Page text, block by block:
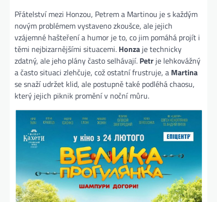
Přátelství mezi Honzou, Petrem a Martinou je s každým
novým problémem vystaveno zkoušce, ale jejich
vzájemné hašteření a humor je to, co jim pomáhá projít i
těmi nejbizarnějšími situacemi. Honza je technicky
zdatný, ale jeho plány často selhávají. Petr je lehkovážný
a často situaci zlehčuje, což ostatní frustruje, a Martina
se snaží udržet klid, ale postupně také podléhá chaosu,
který jejich piknik promění v noční můru.